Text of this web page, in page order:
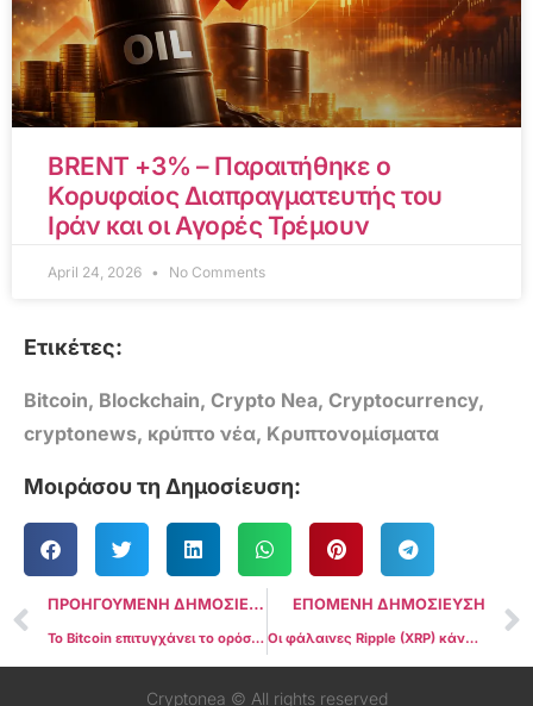
BRENT +3% – Παραιτήθηκε ο
Κορυφαίος Διαπραγματευτής του
Ιράν και οι Αγορές Τρέμουν
April 24, 2026 No Comments
Ετικέτες:
Bitcoin, Blockchain, Crypto Nea, Cryptocurrency,
cryptonews, κρύπτο νέα, Κρυπτονομίσματα
Μοιράσου τη Δημοσίευση:
ΠΡΟΗΓΟΥΜΕΝΗ ΔΗΜΟΣΙΕΥΣΗ
Το Bitcoin επιτυγχάνει το ορόσημο των 38.000 δολαρίων, φτάνοντας σε επίπεδα που είδαμε τελευταία φορά τον Μάιο του 2022: Ποιος είναι ο επόμενος στόχος της τιμής;
ΕΠΟΜΕΝΗ ΔΗΜΟΣΙΕΥΣΗ
Οι φάλαινες Ripple (XRP) κάνουν κύματα για άλλη μια φορά: Αναμένετε ένα ετήσιο υψηλό;
Cryptonea © All rights reserved